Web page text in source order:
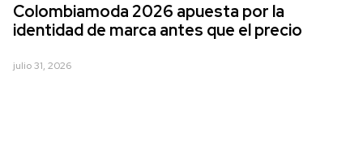
Colombiamoda 2026 apuesta por la
identidad de marca antes que el precio
julio 31, 2026